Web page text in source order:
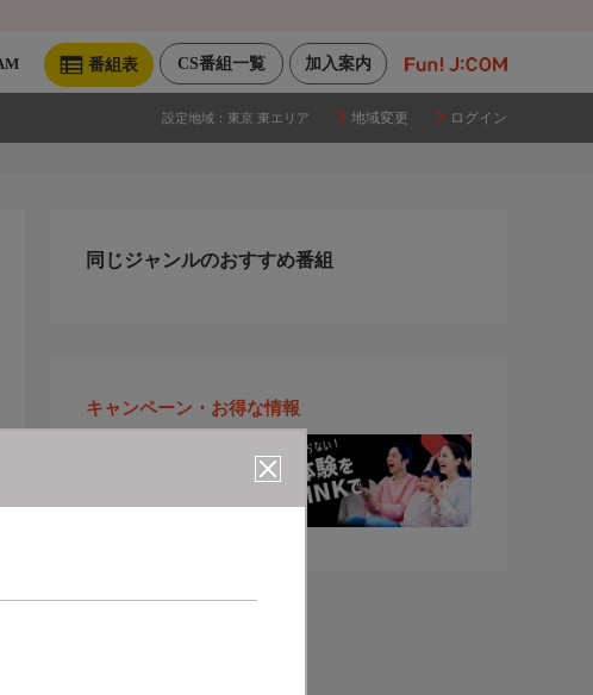
加入案内
CS番組一覧
番組表
設定地域： 東京 東エリア 地域変更 ログイン
同じジャンルのおすすめ番組
キャンペーン・お得な情報